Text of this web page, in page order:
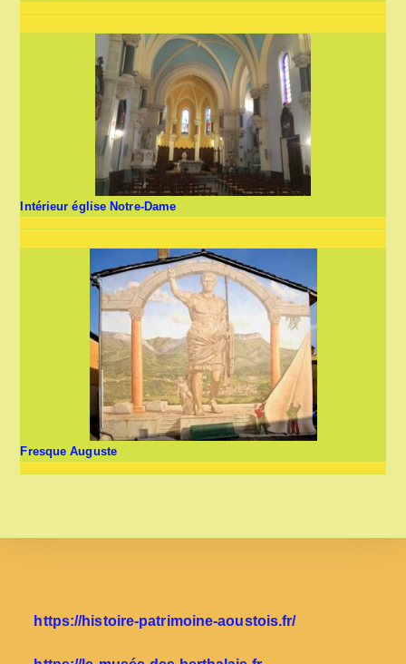
Intérieur église Notre-Dame
Fresque Auguste
https://histoire-patrimoine-aoustois.fr/